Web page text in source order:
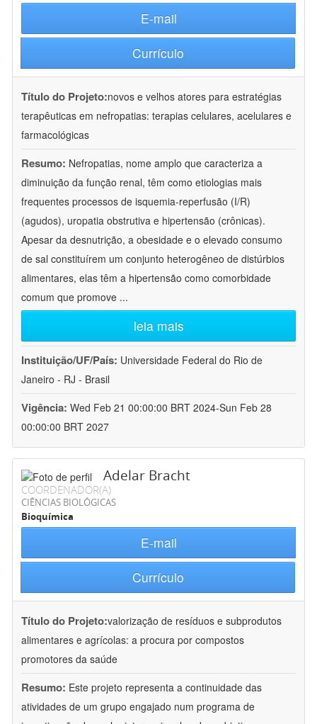
E-mail
Currículo
Título do Projeto:novos e velhos atores para estratégias
terapêuticas em nefropatias: terapias celulares, acelulares e
farmacológicas
Resumo: Nefropatias, nome amplo que caracteriza a
diminuição da função renal, têm como etiologias mais
frequentes processos de isquemia-reperfusão (I/R)
(agudos), uropatia obstrutiva e hipertensão (crônicas).
Apesar da desnutrição, a obesidade e o elevado consumo
de sal constituírem um conjunto heterogêneo de distúrbios
alimentares, elas têm a hipertensão como comorbidade
comum que promove ...
leia mais
Instituição/UF/País: Universidade Federal do Rio de
Janeiro - RJ - Brasil
Vigência: Wed Feb 21 00:00:00 BRT 2024-Sun Feb 28
00:00:00 BRT 2027
Adelar Bracht
COORDENADOR(A)
CIÊNCIAS BIOLÓGICAS
Bioquímica
E-mail
Currículo
Título do Projeto:valorização de resíduos e subprodutos
alimentares e agrícolas: a procura por compostos
promotores da saúde
Resumo: Este projeto representa a continuidade das
atividades de um grupo engajado num programa de